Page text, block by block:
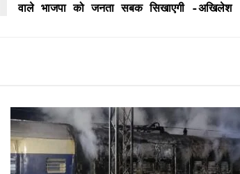
वाले भाजपा को जनता सबक सिखाएगी -अखिलेश